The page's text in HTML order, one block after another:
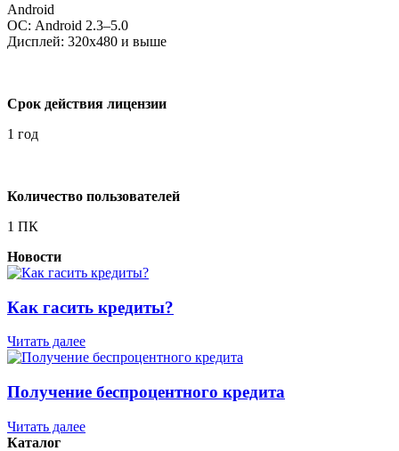
Android
ОС: Android 2.3–5.0
Дисплей: 320x480 и выше
Срок действия лицензии
1 год
Количество пользователей
1 ПК
Новости
Как гасить кредиты?
Читать далее
Получение беспроцентного кредита
Читать далее
Каталог